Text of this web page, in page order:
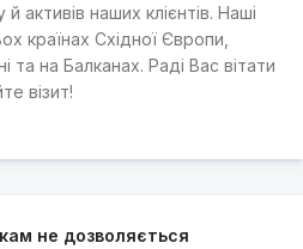
активів наших клієнтів. Наші
країнах Східної Європи,
та на Балканах. Раді Вас вітати
візит!
не дозволяється